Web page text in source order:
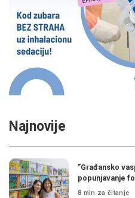
Najnovije
”Građansko
popunjavanje
8 min za čitanje